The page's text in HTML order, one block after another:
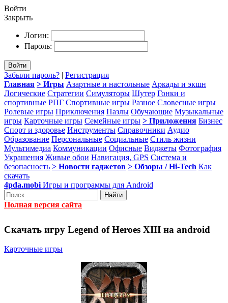
Войти
Закрыть
Логин:
Пароль:
Войти
Забыли пароль? | Регистрация
Главная > Игры Азартные и настольные Аркады и экшн
Логические Стратегии Симуляторы Шутер Гонки и
спортивные РПГ Спортивные игры Разное Словесные игры
Ролевые игры Приключения Пазлы Обучающие Музыкальные
игры Карточные игры Семейные игры > Приложения Бизнес
Спорт и здоровье Инструменты Справочники Аудио
Образование Персональные Социальные Стиль жизни
Мультимедиа Коммуникации Офисные Виджеты Фотография
Украшения Живые обои Навигация, GPS Система и
безопасность > Новости гаджетов > Обзоры / Hi-Tech Как
скачать
4pda.mobi Игры и программы для Android
Найти
Полная версия сайта
Скачать игру Legend of Heroes XIII на android
Карточные игры